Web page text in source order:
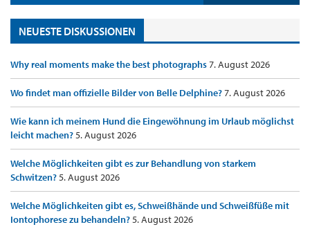
NEUESTE DISKUSSIONEN
Why real moments make the best photographs7. August 2026
Wo findet man offizielle Bilder von Belle Delphine?7. August 2026
Wie kann ich meinem Hund die Eingewöhnung im Urlaub möglichst
leicht machen?5. August 2026
Welche Möglichkeiten gibt es zur Behandlung von starkem
Schwitzen?5. August 2026
Welche Möglichkeiten gibt es, Schweißhände und Schweißfüße mit
Iontophorese zu behandeln?5. August 2026